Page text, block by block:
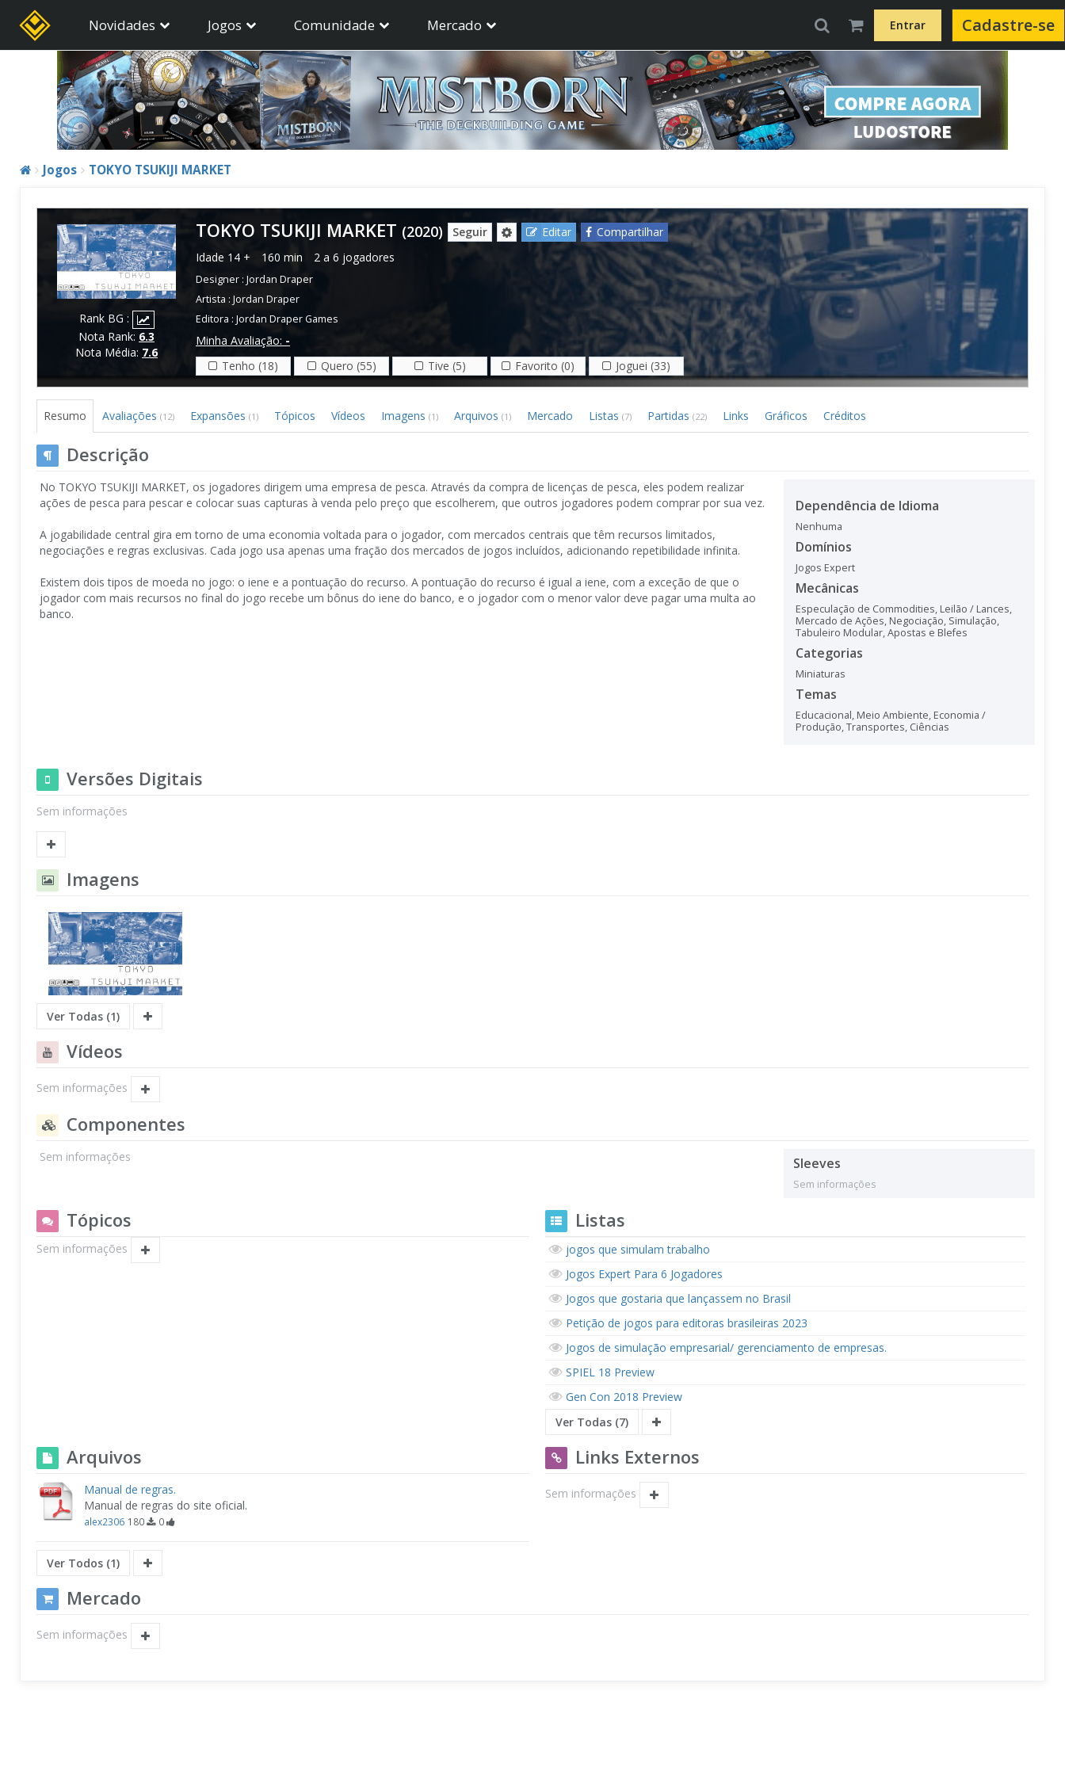
Novidades Jogos Comunidade Mercado Entrar Cadastre-se
Jogos TOKYO TSUKIJI MARKET
Rank BG :
Nota Rank: 6.3
Nota Média: 7.6
TOKYO TSUKIJI MARKET (2020) Seguir Editar
Compartilhar
Idade 14 + 160 min 2 a 6 jogadores
Designer : Jordan Draper
Artista : Jordan Draper
Editora : Jordan Draper Games
Minha Avaliação: -
Tenho (18)
Quero (55) Tive (5) Favorito (0) Joguei (33)
Resumo Avaliações (12) Expansões (1) Tópicos Vídeos Imagens (1) Arquivos (1) Mercado Listas (7) Partidas (22) Links Gráficos Créditos
Descrição
No TOKYO TSUKIJI MARKET, os jogadores dirigem uma empresa de pesca. Através da compra de licenças de pesca, eles podem realizar
ações de pesca para pescar e colocar suas capturas à venda pelo preço que escolherem, que outros jogadores podem comprar por sua vez.
A jogabilidade central gira em torno de uma economia voltada para o jogador, com mercados centrais que têm recursos limitados,
negociações e regras exclusivas. Cada jogo usa apenas uma fração dos mercados de jogos incluídos, adicionando repetibilidade infinita.
Existem dois tipos de moeda no jogo: o iene e a pontuação do recurso. A pontuação do recurso é igual a iene, com a exceção de que o
jogador com mais recursos no final do jogo recebe um bônus do iene do banco, e o jogador com o menor valor deve pagar uma multa ao
banco.
Dependência de Idioma
Nenhuma
Domínios
Jogos Expert
Mecânicas
Especulação de Commodities, Leilão / Lances,
Mercado de Ações, Negociação, Simulação,
Tabuleiro Modular,Apostas e Blefes
Categorias
Miniaturas
Temas
Educacional, Meio Ambiente, Economia /
Produção,Transportes, Ciências
Versões Digitais
Sem informações
Imagens
Ver Todas (1)
Vídeos
Sem informações
Componentes
Sem informações Sleeves
Sem informações
Tópicos
Sem informações
Listas
jogos que simulam trabalho
Jogos Expert Para 6 Jogadores
Jogos que gostaria que lançassem no Brasil
Petição de jogos para editoras brasileiras 2023
Jogos de simulação empresarial/ gerenciamento de empresas.
SPIEL 18 Preview
Gen Con 2018 Preview
Ver Todas (7)
Arquivos
Manual de regras.
Manual de regras do site oficial.
alex2306 180 0
Ver Todos (1)
Links Externos
Sem informações
Mercado
Sem informações